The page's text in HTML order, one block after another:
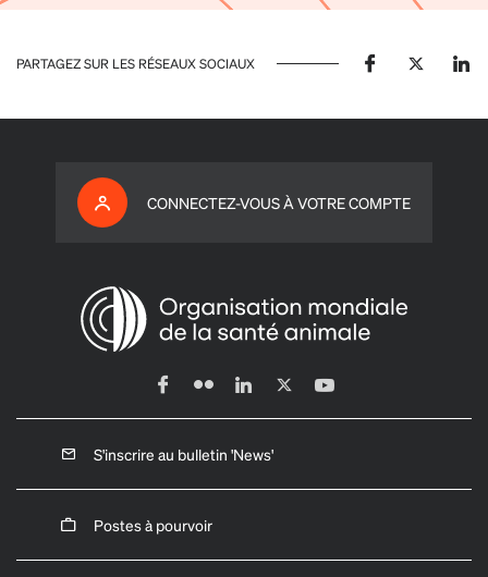
PARTAGEZ SUR LES RÉSEAUX SOCIAUX
CONNECTEZ-VOUS À VOTRE COMPTE
S'inscrire au bulletin 'News'
Postes à pourvoir